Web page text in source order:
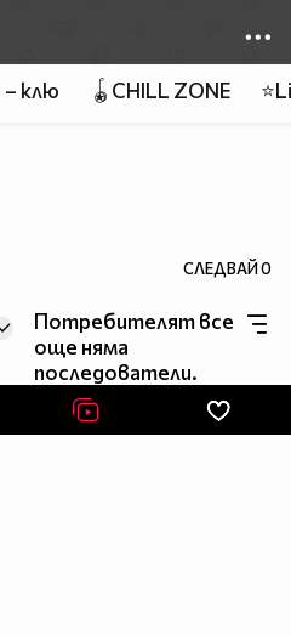
– клю 🪀CHILL ZONE
СЛЕДВАЙ0
Потребителят все
още няма
последователи.